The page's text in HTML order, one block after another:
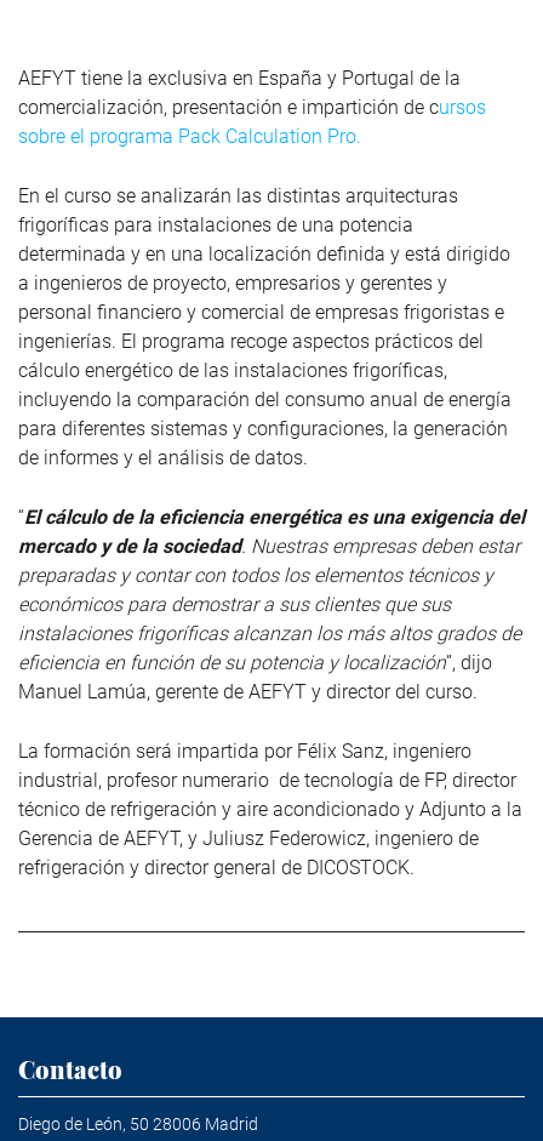
AEFYT tiene la exclusiva en España y Portugal de la
comercialización, presentación e impartición de cursos
sobre el programa Pack Calculation Pro.
En el curso se analizarán las distintas arquitecturas
frigoríficas para instalaciones de una potencia
determinada y en una localización definida y está dirigido
a ingenieros de proyecto, empresarios y gerentes y
personal financiero y comercial de empresas frigoristas e
ingenierías. El programa recoge aspectos prácticos del
cálculo energético de las instalaciones frigoríficas,
incluyendo la comparación del consumo anual de energía
para diferentes sistemas y configuraciones, la generación
de informes y el análisis de datos.
“El cálculo de la eficiencia energética es una exigencia del
mercado y de la sociedad. Nuestras empresas deben estar
preparadas y contar con todos los elementos técnicos y
económicos para demostrar a sus clientes que sus
instalaciones frigoríficas alcanzan los más altos grados de
eficiencia en función de su potencia y localización”, dijo
Manuel Lamúa, gerente de AEFYT y director del curso.
La formación será impartida por Félix Sanz, ingeniero
industrial, profesor numerario de tecnología de FP, director
técnico de refrigeración y aire acondicionado y Adjunto a la
Gerencia de AEFYT, y Juliusz Federowicz, ingeniero de
refrigeración y director general de DICOSTOCK.
Contacto
Diego de León, 50 28006 Madrid